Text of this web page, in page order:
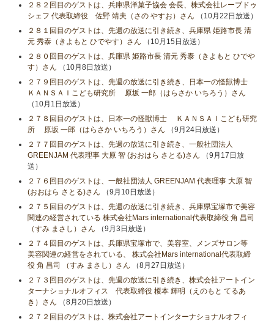
２８２回目のゲストは、兵庫県洋菓子協会 会長、株式会社レーブドゥ
シェフ 代表取締役 佐野 靖夫（さの やすお）さん （10月22日放送）
２８１回目のゲストは、先週の放送に引き続き、兵庫県 姫路市長 清
元 秀泰（きよもと ひでやす）さん （10月15日放送）
２８０回目のゲストは、兵庫県 姫路市長 清元 秀泰（きよもと ひでや
す）さん （10月8日放送）
２７９回目のゲストは、先週の放送に引き続き、日本一の怪獣博士
ＫＡＮＳＡＩこども研究所 原坂 一郎（はらさか いちろう）さん
（10月1日放送）
２７８回目のゲストは、日本一の怪獣博士 ＫＡＮＳＡＩこども研究
所 原坂 一郎（はらさか いちろう）さん （9月24日放送）
２７７回目のゲストは、先週の放送に引き続き、一般社団法人
GREENJAM 代表理事 大原 智 (おおはら さとる)さん （9月17日放
送）
２７６回目のゲストは、一般社団法人 GREENJAM 代表理事 大原 智
(おおはら さとる)さん （9月10日放送）
２７５回目のゲストは、先週の放送に引き続き、兵庫県宝塚市で美容
関連の経営されている 株式会社Mars international代表取締役 角 昌司
（すみ まさし）さん （9月3日放送）
２７４回目のゲストは、兵庫県宝塚市で、美容室、メンズサロン等
美容関連の経営をされている、 株式会社Mars international代表取締
役 角 昌司 （すみ まさし）さん （8月27日放送）
２７３回目のゲストは、先週の放送に引き続き、株式会社アートイン
ターナショナルオフィス 代表取締役 榎本 輝明（えのもと てるあ
き）さん （8月20日放送）
２７２回目のゲストは、株式会社アートインターナショナルオフィ